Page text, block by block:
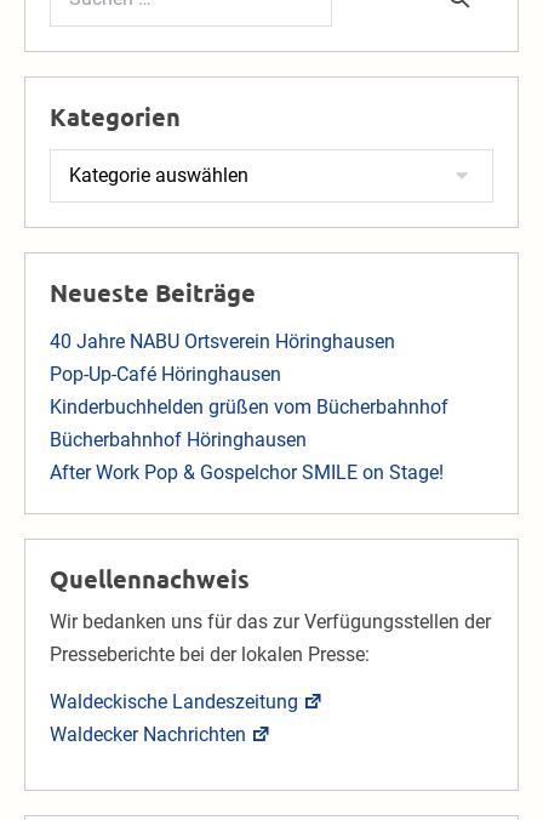
Kategorien
Kategorien
Neueste Beiträge
40 Jahre NABU Ortsverein Höringhausen
Pop-Up-Café Höringhausen
Kinderbuchhelden grüßen vom Bücherbahnhof
Bücherbahnhof Höringhausen
After Work Pop & Gospelchor SMILE on Stage!
Quellennachweis
Wir bedanken uns für das zur Verfügungsstellen der
Presseberichte bei der lokalen Presse:
Waldeckische Landeszeitung
Waldecker Nachrichten